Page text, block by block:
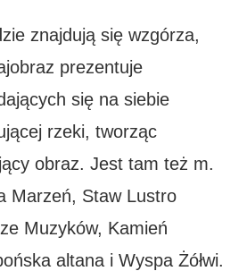
znajdują się wzgórza,
prezentuje
się na siebie
rzeki, tworząc
obraz. Jest tam też m.
Marzeń, Staw Lustro
Muzyków, Kamień
altana i Wyspa Żółwi.